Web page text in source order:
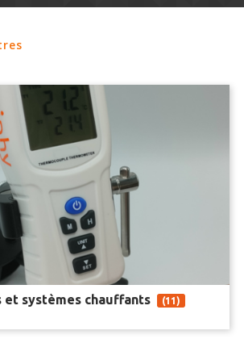
et systèmes chauffants (11)